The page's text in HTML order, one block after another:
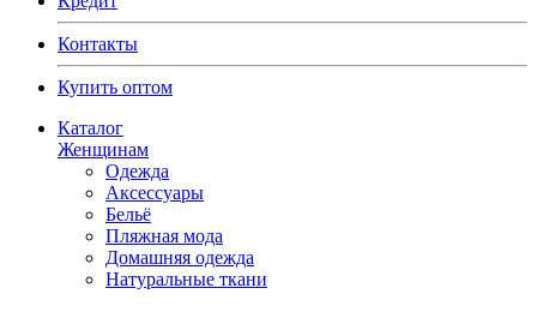
Контакты
Купить оптом
Каталог
Женщинам
Одежда
Аксессуары
Бельё
Пляжная мода
Домашняя одежда
Натуральные ткани